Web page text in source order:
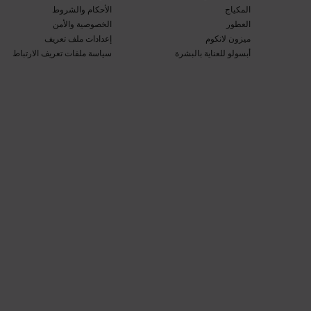
المكياج​
العطور​
ميزون لانكوم​
أبسولو للعناية بالبشرة​
الأحكام والشروط​
الخصوصية والأمن​
إعدادات ملف تعريف
سياسة ملفات تعريف الارتباط